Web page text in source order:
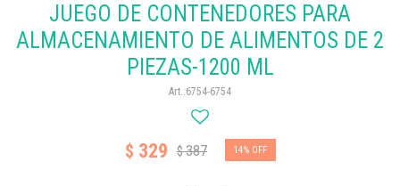
JUEGO DE CONTENEDORES PARA
ALMACENAMIENTO DE ALIMENTOS DE 2
PIEZAS-1200 ML
6754-6754
$ 329 $387 14